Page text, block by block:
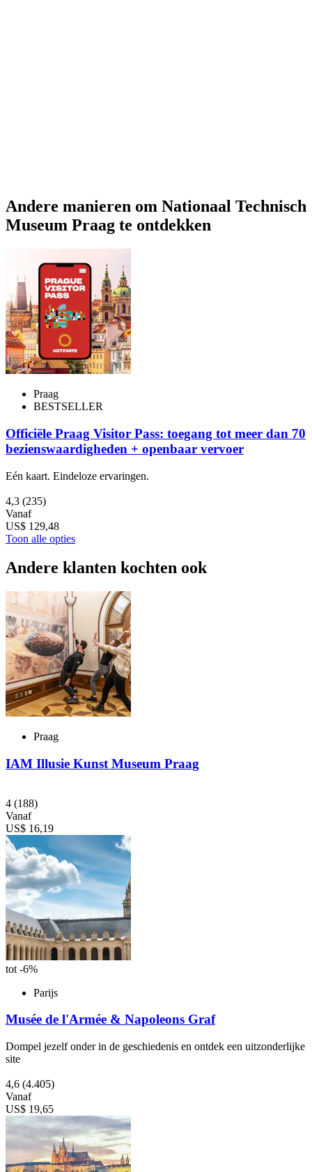
Andere manieren om Nationaal Technisch
Museum Praag te ontdekken
Praag
BESTSELLER
Officiële Praag Visitor Pass: toegang tot meer dan 70
bezienswaardigheden + openbaar vervoer
Eén kaart. Eindeloze ervaringen.
4,3 (235)
Vanaf
US$ 129,48
Toon alle opties
Andere klanten kochten ook
Praag
IAM Illusie Kunst Museum Praag
4 (188)
Vanaf
US$ 16,19
tot -6%
Parijs
Musée de l'Armée & Napoleons Graf
Dompel jezelf onder in de geschiedenis en ontdek een uitzonderlijke
site
4,6 (4.405)
Vanaf
US$ 19,65